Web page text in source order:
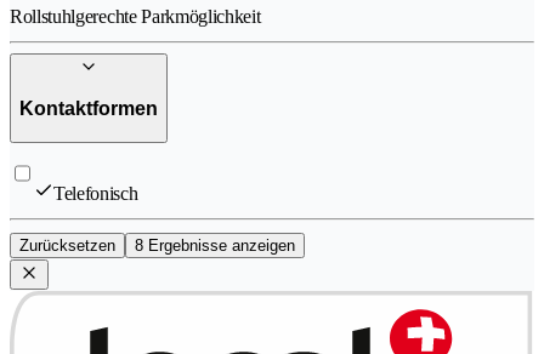
Rollstuhlgerechte Parkmöglichkeit
Kontaktformen
Telefonisch
Zurücksetzen 8 Ergebnisse anzeigen